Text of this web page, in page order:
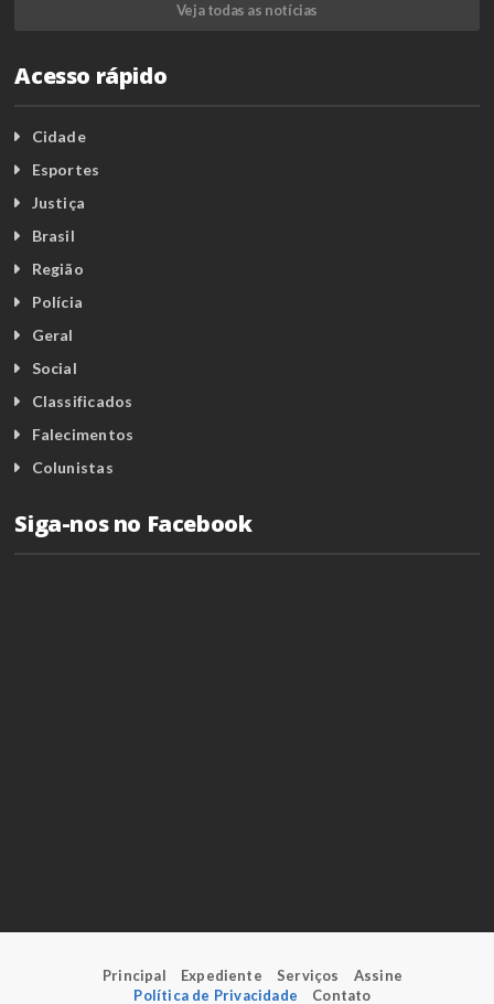
Veja todas as notícias
Acesso rápido
Cidade
Esportes
Justiça
Brasil
Região
Polícia
Geral
Social
Classificados
Falecimentos
Colunistas
Siga-nos no Facebook
Principal Expediente Serviços
Assine
Política de Privacidade
Contato